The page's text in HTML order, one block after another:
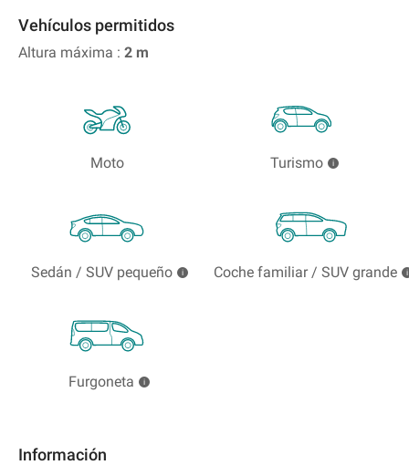
Vehículos permitidos
Altura máxima : 2 m
Moto Turismo
Sedán / SUV pequeño Coche familiar / SUV grande
Furgoneta
Información